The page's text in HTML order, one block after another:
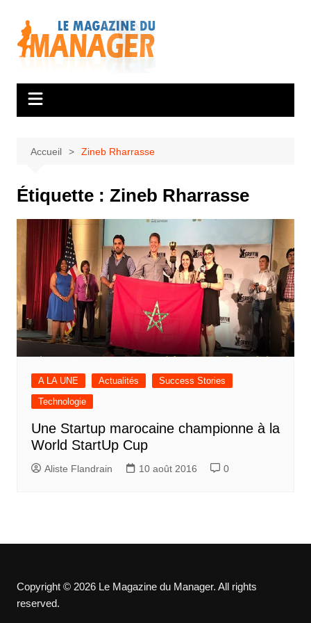
contenu
Accueil Zineb Rharrasse
Étiquette : Zineb Rharrasse
A LA UNE Actualités
Success Stories
Technologie
Une Startup marocaine championne à la
World StartUp Cup
Aliste Flandrain 10 août 2016 0
Copyright © 2026 Le Magazine du Manager. All rights
reserved.